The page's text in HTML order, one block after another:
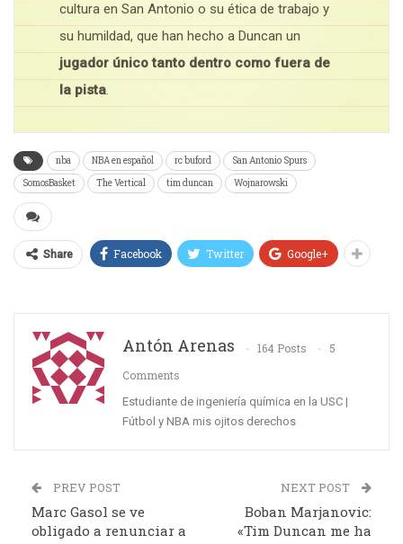
cultura en San Antonio o su ética de trabajo y
su humildad, que han hecho a Duncan un
jugador único tanto dentro como fuera de
la pista.
nba NBA en español rc buford
San Antonio Spurs
SomosBasket
The Vertical tim duncan Wojnarowski
Share Facebook Twitter Google+
Antón Arenas 164 Posts
5
Comments
Estudiante de ingeniería química en la USC |
Fútbol y NBA mis ojitos derechos
PREV POST
Marc Gasol se ve
obligado a renunciar a
NEXT POST
Boban Marjanovic:
«Tim Duncan me ha